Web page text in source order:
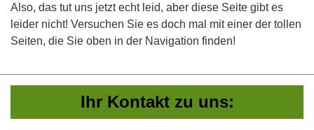
Also, das tut uns jetzt echt leid, aber diese Seite gibt es
leider nicht! Versuchen Sie es doch mal mit einer der tollen
Seiten, die Sie oben in der Navigation finden!
Ihr Kontakt zu uns: